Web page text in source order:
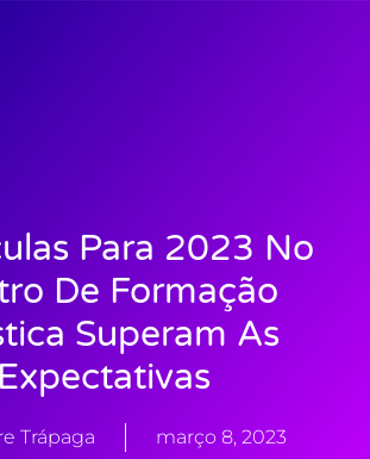
Para 2023 No
De Formação
Superam As
Expectativas
Trápaga março 8, 2023